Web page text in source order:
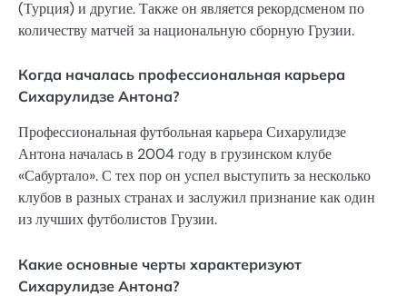
(Турция) и другие. Также он является рекордсменом по
количеству матчей за национальную сборную Грузии.
Когда началась профессиональная карьера
Сихарулидзе Антона?
Профессиональная футбольная карьера Сихарулидзе
Антона началась в 2004 году в грузинском клубе
«Сабуртало». С тех пор он успел выступить за несколько
клубов в разных странах и заслужил признание как один
из лучших футболистов Грузии.
Какие основные черты характеризуют
Сихарулидзе Антона?